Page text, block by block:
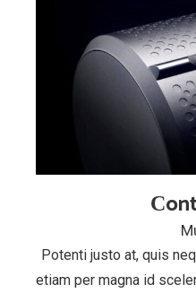
Potenti justo at, quis
etiam per magna id